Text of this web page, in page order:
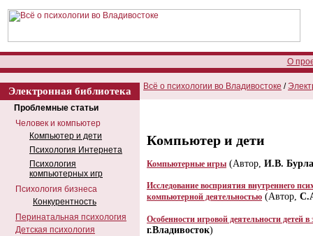
О
Электронная библиотека
Проблемные статьи
Человек и компьютер
Компьютер и дети
Психология Интернета
Психология
компьютерных игр
Психология бизнеса
Конкурентность
Перинатальная психология
Детская психология
Всё о психологии во Владивостоке /
Компьютер и дети
Компьютерные игры (Автор, И.В.
Исследование восприятия внутреннего
компьютерной деятельностью (Автор,
Особенности игровой деятельности детей
г.Владивосток)